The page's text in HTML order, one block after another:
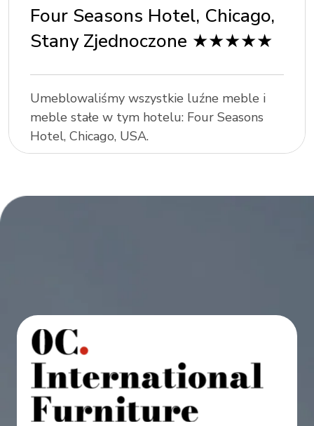
Four Seasons Hotel, Chicago,
Stany Zjednoczone ★★★★★
Umeblowaliśmy wszystkie luźne meble i
meble stałe w tym hotelu: Four Seasons
Hotel, Chicago, USA.